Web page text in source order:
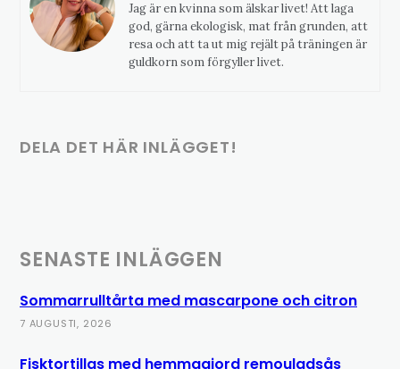
Jag är en kvinna som älskar livet! Att laga
god, gärna ekologisk, mat från grunden, att
resa och att ta ut mig rejält på träningen är
guldkorn som förgyller livet.
DELA DET HÄR INLÄGGET!
SENASTE INLÄGGEN
Sommarrulltårta med mascarpone och citron
7 AUGUSTI, 2026
Fisktortillas med hemmagjord remouladsås